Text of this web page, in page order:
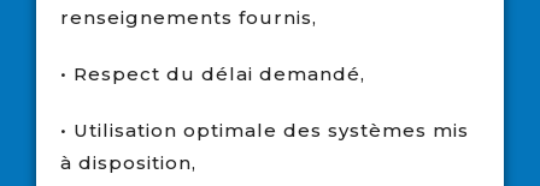
renseignements fournis,
• Respect du délai demandé,
• Utilisation optimale des systèmes mis
à disposition,